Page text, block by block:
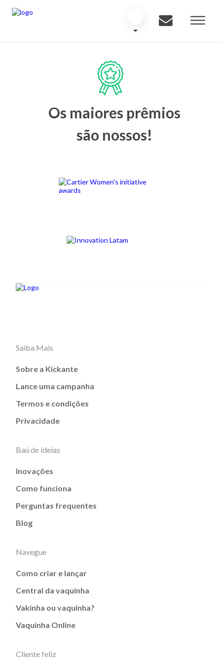
Os maiores prêmios
são nossos!
Saiba Mais
Sobre a Kickante
Lance uma campanha
Termos e condições
Privacidade
Baú de ideias
Inovações
Como funciona
Perguntas frequentes
Blog
Navegue
Como criar e lançar
Central da vaquinha
Vakinha ou vaquinha?
Vaquinha Online
Cliente feliz